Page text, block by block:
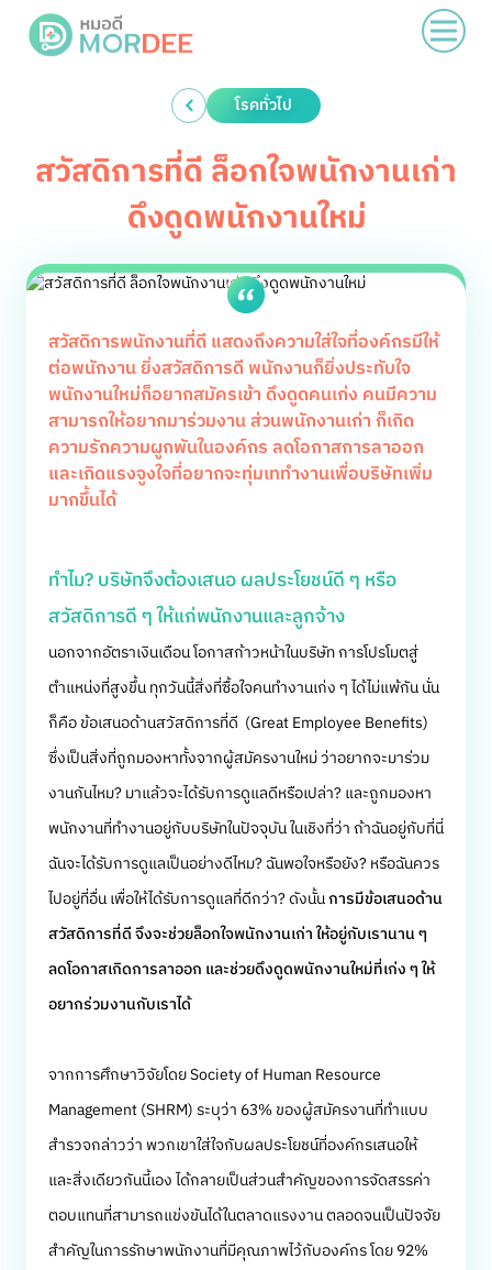
โรคทั่วไป
สวัสดิการที่ดี ล็อกใจพนักงานเก่า
ดึงดูดพนักงานใหม่
สวัสดิการพนักงานที่ดี แสดงถึงความใส่ใจที่องค์กรมีให้
ต่อพนักงาน ยิ่งสวัสดิการดี พนักงานก็ยิ่งประทับใจ
พนักงานใหม่ก็อยากสมัครเข้า ดึงดูดคนเก่ง คนมีความ
สามารถให้อยากมาร่วมงาน ส่วนพนักงานเก่า ก็เกิด
ความรักความผูกพันในองค์กร ลดโอกาสการลาออก
และเกิดแรงจูงใจที่อยากจะทุ่มเททำงานเพื่อบริษัทเพิ่ม
มากขึ้นได้
ทำไม? บริษัทจึงต้องเสนอ ผลประโยชน์ดี ๆ หรือ
สวัสดิการดี ๆ ให้แก่พนักงานและลูกจ้าง
นอกจากอัตราเงินเดือน โอกาสก้าวหน้าในบริษัท การโปรโมตสู่
ตำแหน่งที่สูงขึ้น ทุกวันนี้สิ่งที่ซื้อใจคนทำงานเก่ง ๆ ได้ไม่แพ้กัน นั่น
ก็คือ ข้อเสนอด้านสวัสดิการที่ดี (Great Employee Benefits)
ซึ่งเป็นสิ่งที่ถูกมองหาทั้งจากผู้สมัครงานใหม่ ว่าอยากจะมาร่วม
งานกันไหม? มาแล้วจะได้รับการดูแลดีหรือเปล่า? และถูกมองหา
พนักงานที่ทำงานอยู่กับบริษัทในปัจจุบัน ในเชิงที่ว่า ถ้าฉันอยู่กับที่นี่
ฉันจะได้รับการดูแลเป็นอย่างดีไหม? ฉันพอใจหรือยัง? หรือฉันควร
ไปอยู่ที่อื่น เพื่อให้ได้รับการดูแลที่ดีกว่า? ดังนั้นการมีข้อเสนอด้าน
สวัสดิการที่ดี จึงจะช่วยล็อกใจพนักงานเก่า ให้อยู่กับเรานาน ๆ
ลดโอกาสเกิดการลาออก และช่วยดึงดูดพนักงานใหม่ที่เก่ง ๆ ให้
อยากร่วมงานกับเราได้
จากการศึกษาวิจัยโดย Society of Human Resource
Management (SHRM) ระบุว่า 63% ของผู้สมัครงานที่ทำแบบ
สำรวจกล่าวว่า พวกเขาใส่ใจกับผลประโยชน์ที่องค์กรเสนอให้
และสิ่งเดียวกันนี้เอง ได้กลายเป็นส่วนสำคัญของการจัดสรรค่า
ตอบแทนที่สามารถแข่งขันได้ในตลาดแรงงาน ตลอดจนเป็นปัจจัย
สำคัญในการรักษาพนักงานที่มีคุณภาพไว้กับองค์กร โดย 92%